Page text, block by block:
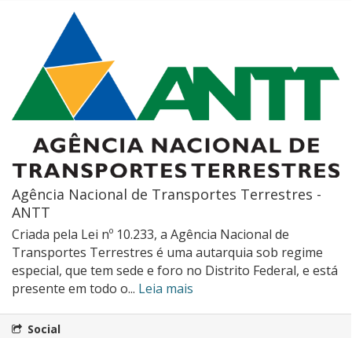
Agência Nacional de Transportes Terrestres -
ANTT
Criada pela Lei nº 10.233, a Agência Nacional de
Transportes Terrestres é uma autarquia sob regime
especial, que tem sede e foro no Distrito Federal, e está
presente em todo o... Leia mais
Social